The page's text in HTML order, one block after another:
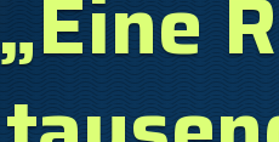
„Eine